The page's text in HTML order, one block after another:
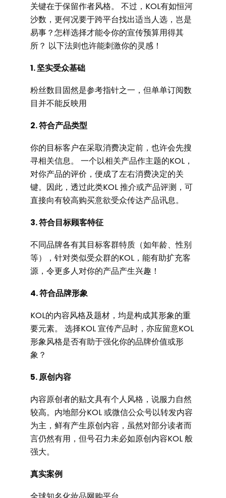
关键在于保留作者风格。 不过，KOL有如恒河
沙数，更何况要于跨平台找出适当人选，岂是
易事？怎样选择才能令你的宣传预算用得其
所？ 以下法则也许能刺激你的灵感！
1. 坚实受众基础
粉丝数目固然是参考指针之一，但单单订阅数
目并不能反映用
2. 符合产品类型
你的目标客户在采取消费决定前，也许会先搜
寻相关信息。 一个以相关产品作主题的KOL，
对你产品的评价，便成了左右消费决定的关
键。因此，透过此类KOL 推介或产品评测，可
直接向有较高购买意欲受众传达产品讯息。
3. 符合目标顾客特征
不同品牌各有其目标客群特质（如年龄、性别
等），针对类似受众群的KOL，能有助扩充客
源，令更多人对你的产品产生兴趣！
4. 符合品牌形象
KOL的内容风格及题材，均是构成其形象的重
要元素。 选择KOL 宣传产品时，亦应留意KOL
形象风格是否有助于强化你的品牌价值或形
象？
5. 原创内容
内容原创者的贴文具有个人风格，说服力自然
较高。内地部分KOL 或微信公众号以转发内容
为主，鲜有产生原创内容，虽然对部分读者而
言仍然有用，但号召力未必如原创内容KOL 般
强大。
真实案例